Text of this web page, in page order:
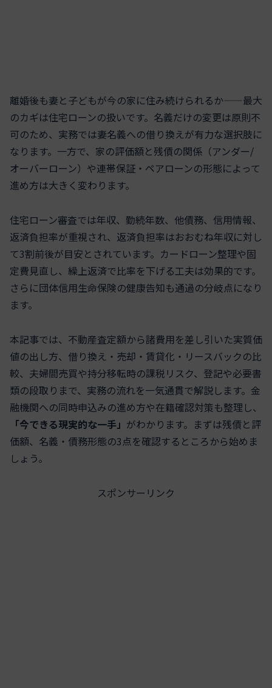
離婚後も妻と子どもが今の家に住み続けられるか——最大
のカギは住宅ローンの扱いです。名義だけの変更は原則不
可のため、実務では妻名義への借り換えが有力な選択肢に
なります。一方で、家の評価額と残債の関係（アンダー/
オーバーローン）や連帯保証・ペアローンの形態によって
進め方は大きく変わります。
住宅ローン審査では年収、勤続年数、他債務、信用情報、
返済負担率が重視され、返済負担率はおおむね年収に対し
て3割前後が目安とされています。カードローン整理や固
定費見直し、繰上返済で比率を下げる工夫は効果的です。
さらに団体信用生命保険の健康告知も通過の分岐点になり
ます。
本記事では、不動産査定額から諸費用を差し引いた実質価
値の出し方、借り換え・売却・賃貸化・リースバックの比
較、夫婦間売買や持分移転時の課税リスク、登記や必要書
類の段取りまで、実務の流れを一気通貫で解説します。金
融機関への同時申込みの進め方や在籍確認対策も整理し、
「今できる現実的な一手」 がわかります。まずは残債と評
価額、名義・債務形態の3点を確認するところから始めま
しょう。
スポンサーリンク